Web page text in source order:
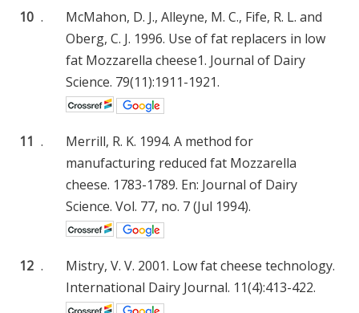
10 .
McMahon, D. J., Alleyne, M. C., Fife, R. L. and
Oberg, C. J. 1996. Use of fat replacers in low
fat Mozzarella cheese1. Journal of Dairy
Science. 79(11):1911-1921.
11 .
Merrill, R. K. 1994. A method for
manufacturing reduced fat Mozzarella
cheese. 1783-1789. En: Journal of Dairy
Science. Vol. 77, no. 7 (Jul 1994).
12 .
Mistry, V. V. 2001. Low fat cheese technology.
International Dairy Journal. 11(4):413-422.